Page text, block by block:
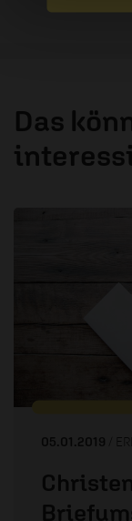
Das
05.01.2019 /